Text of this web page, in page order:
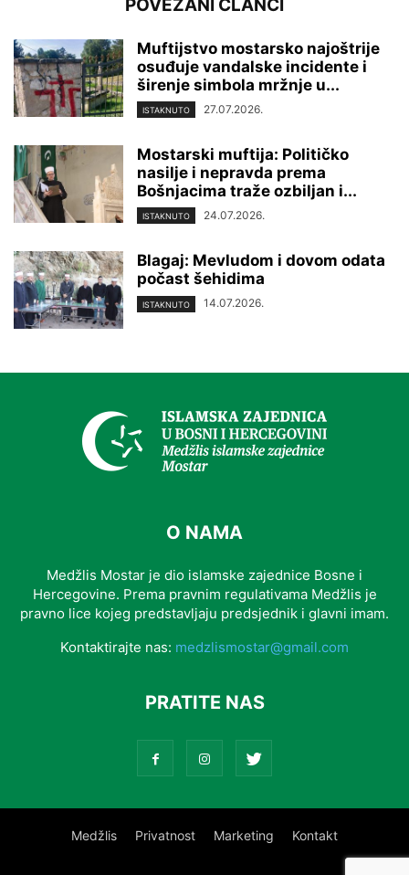
POVEZANI ČLANCI
Muftijstvo mostarsko najoštrije
osuđuje vandalske incidente i
širenje simbola mržnje u...
ISTAKNUTO 27.07.2026.
Mostarski muftija: Političko
nasilje i nepravda prema
Bošnjacima traže ozbiljan i...
ISTAKNUTO 24.07.2026.
Blagaj: Mevludom i dovom odata
počast šehidima
ISTAKNUTO 14.07.2026.
O NAMA
Medžlis Mostar je dio islamske zajednice Bosne i
Hercegovine. Prema pravnim regulativama Medžlis je
pravno lice kojeg predstavljaju predsjednik i glavni imam.
Kontaktirajte nas: medzlismostar@gmail.com
PRATITE NAS
Medžlis Privatnost Marketing Kontakt